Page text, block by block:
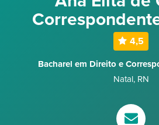
4,5
Bacharel em Direito e
Natal, RN